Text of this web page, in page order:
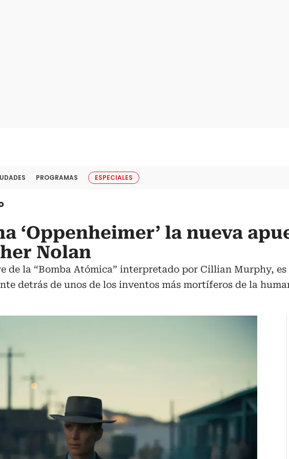
PROGRAMAS ESPECIALES
‘Oppenheimer’ la nueva
Nolan
de la “Bomba Atómica” interpretado por Cillian Murphy,
detrás de unos de los inventos más mortíferos de la